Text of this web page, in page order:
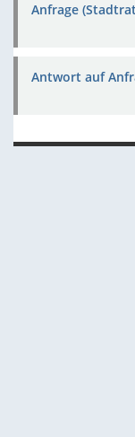
Anfrage
Antwort auf